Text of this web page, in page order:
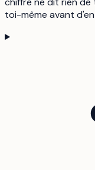
toi-même avant